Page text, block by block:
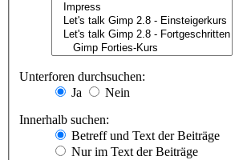
Unterforen durchsuchen:
Ja
Nein
Innerhalb suchen:
Betreff und Text der Beiträge
Nur im Text der Beiträge